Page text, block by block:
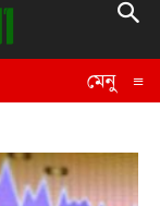
মেনু ≡